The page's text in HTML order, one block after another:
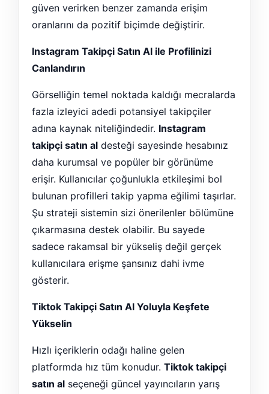
güven verirken benzer zamanda erişim
oranlarını da pozitif biçimde değiştirir.
Instagram Takipçi Satın Al ile Profilinizi
Canlandırın
Görselliğin temel noktada kaldığı mecralarda
fazla izleyici adedi potansiyel takipçiler
adına kaynak niteliğindedir. Instagram
takipçi satın al desteği sayesinde hesabınız
daha kurumsal ve popüler bir görünüme
erişir. Kullanıcılar çoğunlukla etkileşimi bol
bulunan profilleri takip yapma eğilimi taşırlar.
Şu strateji sistemin sizi önerilenler bölümüne
çıkarmasına destek olabilir. Bu sayede
sadece rakamsal bir yükseliş değil gerçek
kullanıcılara erişme şansınız dahi ivme
gösterir.
Tiktok Takipçi Satın Al Yoluyla Keşfete
Yükselin
Hızlı içeriklerin odağı haline gelen
platformda hız tüm konudur. Tiktok takipçi
satın al seçeneği güncel yayıncıların yarış